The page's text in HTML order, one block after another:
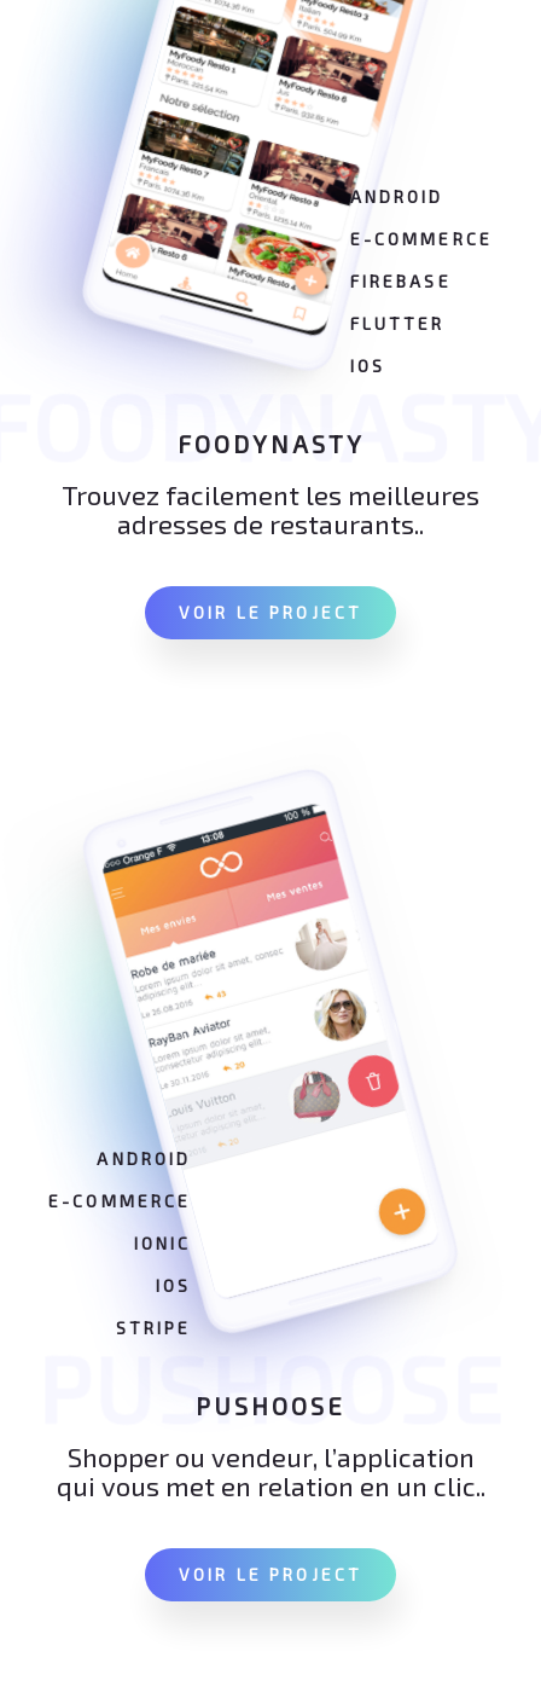
ANDROID
E-COMMERCE
FIREBASE
FLUTTER
IOS
FOODYNASTY
Trouvez facilement les meilleures
adresses de restaurants..
VOIR LE PROJECT
ANDROID
E-COMMERCE
IONIC
IOS
STRIPE
PUSHOOSE
PUSHOOSE
Shopper ou vendeur, l’application
qui vous met en relation en un clic..
VOIR LE PROJECT